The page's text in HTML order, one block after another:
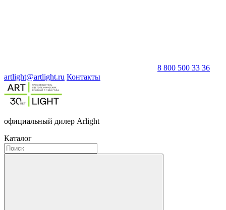
8 800 500 33 36
artlight@artlight.ru Контакты
официальный дилер Arlight
Каталог